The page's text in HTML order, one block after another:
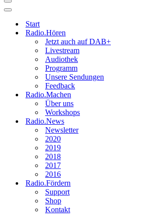
Navigationsmenü
Navigationsmenü
Start
Radio.Hören
Jetzt auch auf DAB+
Livestream
Audiothek
Programm
Unsere Sendungen
Feedback
Radio.Machen
Über uns
Workshops
Radio.News
Newsletter
2020
2019
2018
2017
2016
Radio.Fördern
Support
Shop
Kontakt